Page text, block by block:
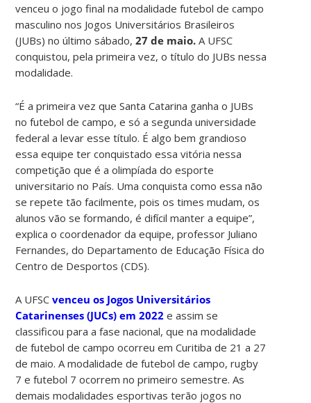
venceu o jogo final na modalidade futebol de campo
masculino nos Jogos Universitários Brasileiros
(JUBs) no último sábado,27 de maio. A UFSC
conquistou, pela primeira vez, o título do JUBs nessa
modalidade.
“É a primeira vez que Santa Catarina ganha o JUBs
no futebol de campo, e só a segunda universidade
federal a levar esse título. É algo bem grandioso
essa equipe ter conquistado essa vitória nessa
competição que é a olimpíada do esporte
universitario no País. Uma conquista como essa não
se repete tão facilmente, pois os times mudam, os
alunos vão se formando, é difícil manter a equipe”,
explica o coordenador da equipe, professor Juliano
Fernandes, do Departamento de Educação Física do
Centro de Desportos (CDS).
A UFSCvenceu os Jogos Universitários
Catarinenses (JUCs) em 2022 e assim se
classificou para a fase nacional, que na modalidade
de futebol de campo ocorreu em Curitiba de 21 a 27
de maio. A modalidade de futebol de campo, rugby
7 e futebol 7 ocorrem no primeiro semestre. As
demais modalidades esportivas terão jogos no